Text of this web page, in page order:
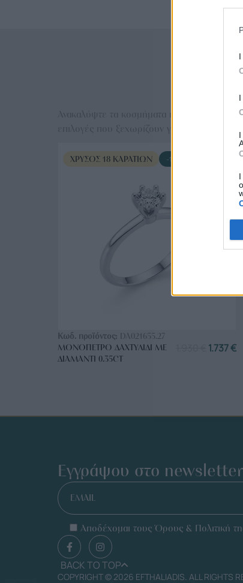
Ανακαλύψτε τα κοσμήματα που αγαπήθηκαν
ΧΡΥΣΌΣ 18 ΚΑΡΑΤΊΩΝ -10%
Κωδ. προϊόντος: DA021655.27
ΜΟΝΌΠΕΤΡΟ ΔΑΧΤΥΛΊΔΙ ΜΕ
ΔΙΑΜΆΝΤΙ 0.35CT
1.737€
Εγγράψου στο
EMAIL
Αποδέχομαι τους Όρους & Πολιτική
BACK TO TOP
COPYRIGHT © 2026 EFTHALIADIS. ALL RIGHTS